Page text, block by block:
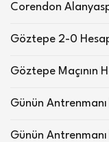
Corendon
Göztepe 2-0
Göztepe Maçının
Günün
Günün